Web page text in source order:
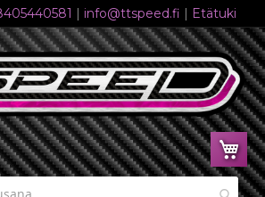
| info@ttspeed.fi | Etätuki